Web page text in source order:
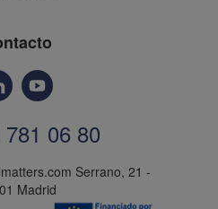
06 80
Serrano, 21 -
Madrid